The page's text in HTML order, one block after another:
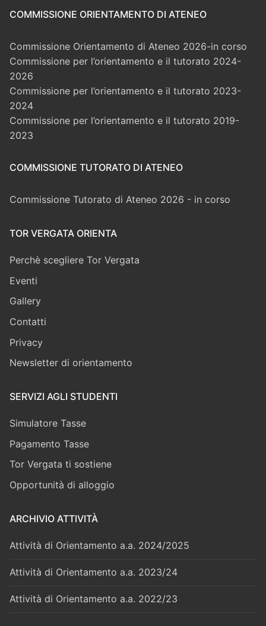
COMMISSIONE ORIENTAMENTO DI ATENEO
Commissione Orientamento di Ateneo 2026-in corso
Commissione per l’orientamento e il tutorato 2024-
2026
Commissione per l’orientamento e il tutorato 2023-
2024
Commissione per l’orientamento e il tutorato 2019-
2023
COMMISSIONE TUTORATO DI ATENEO
Commissione Tutorato di Ateneo 2026 - in corso
TOR VERGATA ORIENTA
Perchè scegliere Tor Vergata
Eventi
Gallery
Contatti
Privacy
Newsletter di orientamento
SERVIZI AGLI STUDENTI
Simulatore Tasse
Pagamento Tasse
Tor Vergata ti sostiene
Opportunità di alloggio
ARCHIVIO ATTIVITÀ
Attività di Orientamento a.a. 2024/2025
Attività di Orientamento a.a. 2023/24
Attività di Orientamento a.a. 2022/23